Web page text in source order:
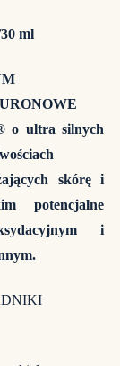
30 ml
o ultra silnych
skórę i
potencjalne
i